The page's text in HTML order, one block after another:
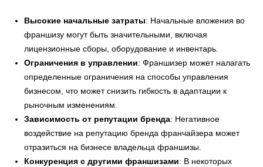
Высокие начальные затраты: Начальные вложения во
франшизу могут быть значительными, включая
лицензионные сборы, оборудование и инвентарь.
Ограничения в управлении: Франшизер может налагать
определенные ограничения на способы управления
бизнесом, что может снизить гибкость в адаптации к
рыночным изменениям.
Зависимость от репутации бренда: Негативное
воздействие на репутацию бренда франчайзера может
отразиться на бизнесе владельца франшизы.
Конкуренция с другими франшизами: В некоторых